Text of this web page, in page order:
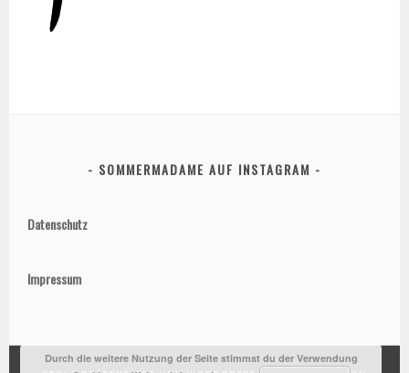
SOMMERMADAME AUF INSTAGRAM
Datenschutz
Impressum
Durch die weitere Nutzung der Seite stimmst du der Verwendung